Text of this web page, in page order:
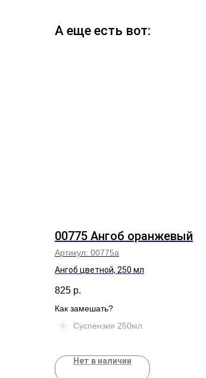
А еще есть вот:
00775 Ангоб оранжевый
Артикул: 00775а
Ангоб цветной, 250 мл
825 р.
Как замешать?
Суспензия 250мл
Нет в наличии